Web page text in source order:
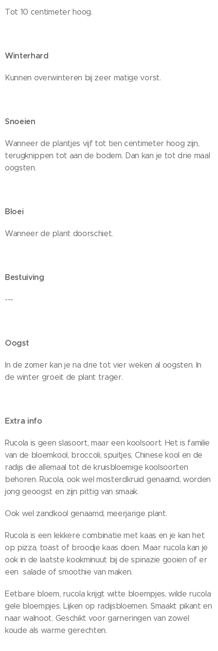
Tot 10 centimeter hoog.
Winterhard
Kunnen overwinteren bij zeer matige vorst.
Snoeien
Wanneer de plantjes vijf tot tien centimeter hoog zijn,
terugknippen tot aan de bodem. Dan kan je tot drie maal
oogsten.
Bloei
Wanneer de plant doorschiet.
Bestuiving
---
Oogst
In de zomer kan je na drie tot vier weken al oogsten. In
de winter groeit de plant trager.
Extra info
Rucola is geen slasoort, maar een koolsoort. Het is familie
van de bloemkool, broccoli, spuitjes, Chinese kool en de
radijs die allemaal tot de kruisbloemige koolsoorten
behoren. Rucola, ook wel mosterdkruid genaamd, worden
jong geoogst en zijn pittig van smaak.
Ook wel zandkool genaamd, meerjarige plant.
Rucola is een lekkere combinatie met kaas en je kan het
op pizza, toast of broodje kaas doen. Maar rucola kan je
ook in de laatste kookminuut bij de spinazie gooien of er
een salade of smoothie van maken.
Eetbare bloem, rucola krijgt witte bloempjes, wilde rucola
gele bloempjes. Lijken op radijsbloemen. Smaakt pikant en
naar walnoot. Geschikt voor garneringen van zowel
koude als warme gerechten.